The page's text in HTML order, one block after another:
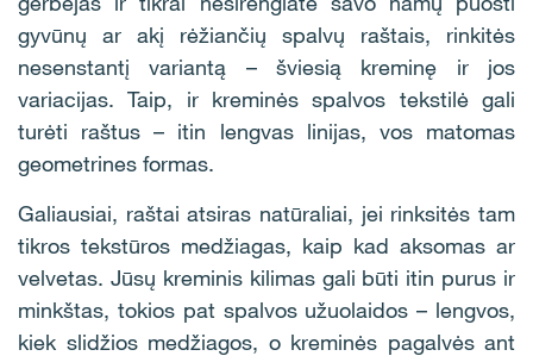
gyvūnų ar akį rėžiančių spalvų raštais, rinkitės
nesenstantį variantą – šviesią kreminę ir jos
variacijas. Taip, ir kreminės spalvos tekstilė gali
turėti raštus – itin lengvas linijas, vos matomas
geometrines formas.
Galiausiai, raštai atsiras natūraliai, jei rinksitės tam
tikros tekstūros medžiagas, kaip kad aksomas ar
velvetas. Jūsų kreminis kilimas gali būti itin purus ir
minkštas, tokios pat spalvos užuolaidos – lengvos,
kiek slidžios medžiagos, o kreminės pagalvės ant